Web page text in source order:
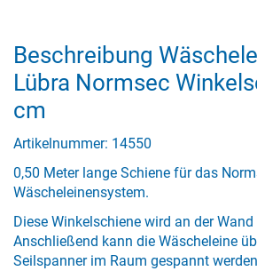
Beschreibung
Lübra Normsec
cm
Artikelnummer: 14550
0,50 Meter lange Schiene für das
Wäscheleinensystem.
Diese Winkelschiene wird an der
Anschließend kann die Wäscheleine
Seilspanner im Raum gespannt